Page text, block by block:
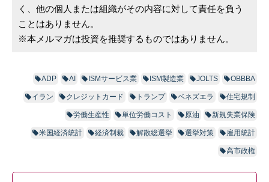
く、他の個人または組織がその内容に対して責任を負う
ことはありません。
※本メルマガは投資を推奨するものではありません。
ADP AI ISMサービス業 ISM製造業 JOLTS OBBBA
イラン クレジットカード トランプ ベネズエラ 住宅規制
労働生産性 単位労働コスト 原油 新規失業保険
米国経済統計 経済制裁 解散総選挙 選挙対策 雇用統計
高市政権